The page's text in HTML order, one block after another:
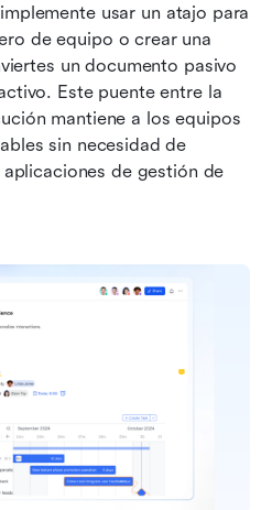
usar un atajo para
de equipo o crear una
un documento pasivo
Este puente entre la
mantiene a los equipos
sin necesidad de
de gestión de